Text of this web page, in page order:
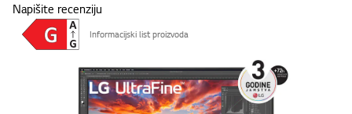
Napišite recenziju
Informacijski list proizvoda